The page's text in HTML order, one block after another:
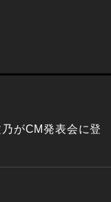
がCM発表会に登